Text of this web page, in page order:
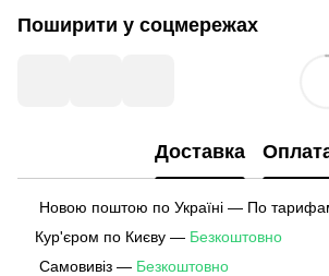
Поширити у соцмережах
Доставка
Новою поштою по Україні — По тарифам
Кур'єром по Києву — Безкоштовно
Самовивіз — Безкоштовно